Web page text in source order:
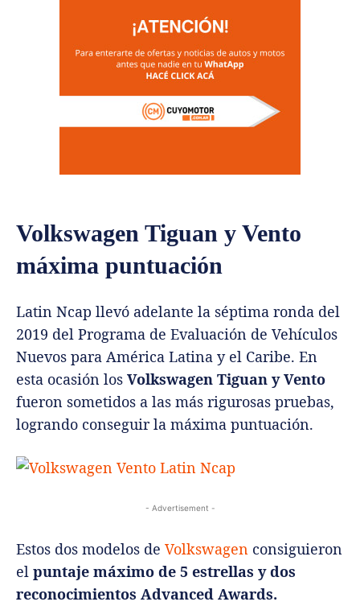
Volkswagen Tiguan y Vento
máxima puntuación
Latin Ncap llevó adelante la séptima ronda del
2019 del Programa de Evaluación de Vehículos
Nuevos para América Latina y el Caribe. En
esta ocasión los Volkswagen Tiguan y Vento
fueron sometidos a las más rigurosas pruebas,
logrando conseguir la máxima puntuación.
- Advertisement -
Estos dos modelos de Volkswagen consiguieron
el puntaje máximo de 5 estrellas y dos
reconocimientos Advanced Awards.